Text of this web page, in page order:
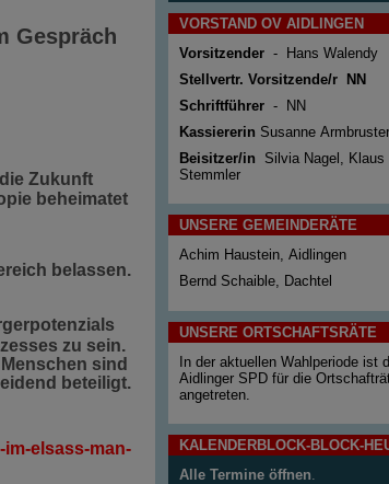
Gespräch
Zukunft
beheimatet
belassen.
zu sein.
sind
beteiligt.
elsass-man-
VORSTAND OV AIDLINGEN
Vorsitzender - Hans Walendy
Stellvertr. Vorsitzende/r NN
Schriftführer - NN
Kassiererin Susanne Armbruster
Beisitzer/in Silvia Nagel, Klaus
Stemmler
UNSERE GEMEINDERÄTE
Achim Haustein, Aidlingen
Bernd Schaible, Dachtel
UNSERE ORTSCHAFTSRÄTE
In der aktuellen Wahlperiode ist
Aidlinger SPD für die
angetreten.
KALENDERBLOCK-BLOCK-
Alle Termine öffnen